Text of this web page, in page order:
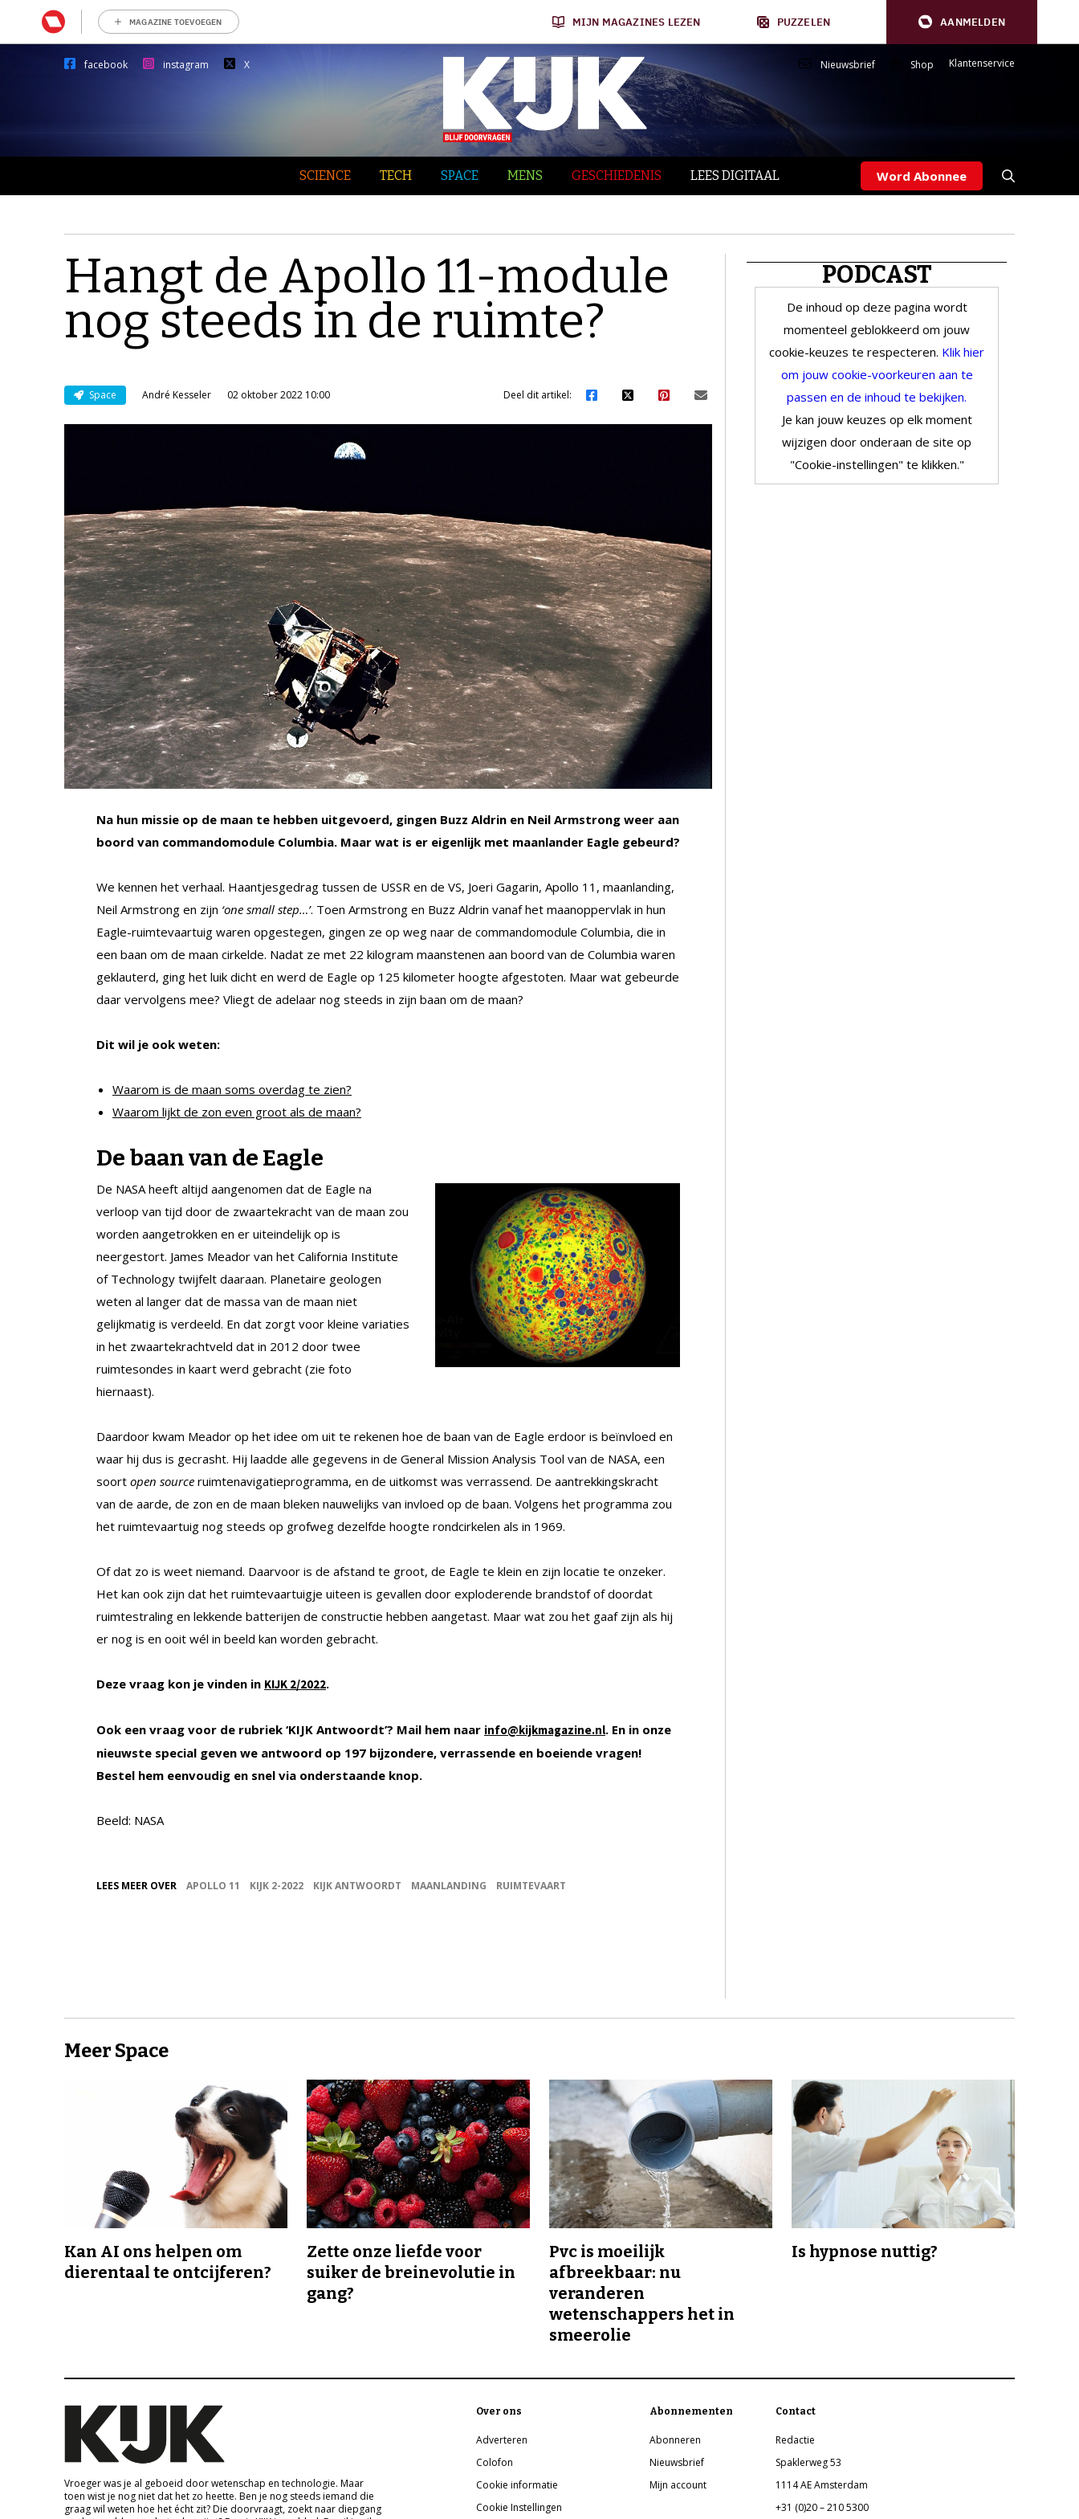
MAGAZINE TOEVOEGEN MIJN MAGAZINES LEZEN PUZZELEN AANMELDEN
facebook instagram X Nieuwsbrief Shop Klantenservice
SCIENCE TECH SPACE MENS GESCHIEDENIS LEES DIGITAAL Word Abonnee
Hangt de Apollo 11-module
nog steeds in de ruimte?
Space André Kesseler 02 oktober 2022 10:00 Deel dit artikel:
Na hun missie op de maan te hebben uitgevoerd, gingen Buzz Aldrin en Neil Armstrong weer aan
boord van commandomodule Columbia. Maar wat is er eigenlijk met maanlander Eagle gebeurd?
We kennen het verhaal. Haantjesgedrag tussen de USSR en de VS, Joeri Gagarin, Apollo 11, maanlanding,
Neil Armstrong en zijn ‘one small step…’. Toen Armstrong en Buzz Aldrin vanaf het maanoppervlak in hun
Eagle-ruimtevaartuig waren opgestegen, gingen ze op weg naar de commandomodule Columbia, die in
een baan om de maan cirkelde. Nadat ze met 22 kilogram maanstenen aan boord van de Columbia waren
geklauterd, ging het luik dicht en werd de Eagle op 125 kilometer hoogte afgestoten. Maar wat gebeurde
daar vervolgens mee? Vliegt de adelaar nog steeds in zijn baan om de maan?
Dit wil je ook weten:
Waarom is de maan soms overdag te zien?
Waarom lijkt de zon even groot als de maan?
De baan van de Eagle
De NASA heeft altijd aangenomen dat de Eagle na
verloop van tijd door de zwaartekracht van de maan zou
worden aangetrokken en er uiteindelijk op is
neergestort. James Meador van het California Institute
of Technology twijfelt daaraan. Planetaire geologen
weten al langer dat de massa van de maan niet
gelijkmatig is verdeeld. En dat zorgt voor kleine variaties
in het zwaartekrachtveld dat in 2012 door twee
ruimtesondes in kaart werd gebracht (zie foto
hiernaast).
Daardoor kwam Meador op het idee om uit te rekenen hoe de baan van de Eagle erdoor is beïnvloed en
waar hij dus is gecrasht. Hij laadde alle gegevens in de General Mission Analysis Tool van de NASA, een
soort open source ruimtenavigatieprogramma, en de uitkomst was verrassend. De aantrekkingskracht
van de aarde, de zon en de maan bleken nauwelijks van invloed op de baan. Volgens het programma zou
het ruimtevaartuig nog steeds op grofweg dezelfde hoogte rondcirkelen als in 1969.
Of dat zo is weet niemand. Daarvoor is de afstand te groot, de Eagle te klein en zijn locatie te onzeker.
Het kan ook zijn dat het ruimtevaartuigje uiteen is gevallen door exploderende brandstof of doordat
ruimtestraling en lekkende batterijen de constructie hebben aangetast. Maar wat zou het gaaf zijn als hij
er nog is en ooit wél in beeld kan worden gebracht.
Deze vraag kon je vinden in KIJK 2/2022.
Ook een vraag voor de rubriek ‘KIJK Antwoordt’? Mail hem naar info@kijkmagazine.nl. En in onze
nieuwste special geven we antwoord op 197 bijzondere, verrassende en boeiende vragen!
Bestel hem eenvoudig en snel via onderstaande knop.
Beeld: NASA
LEES MEER OVER APOLLO 11 KIJK 2-2022 KIJK ANTWOORDT MAANLANDING RUIMTEVAART
PODCAST
De inhoud op deze pagina wordt
momenteel geblokkeerd om jouw
cookie-keuzes te respecteren. Klik hier
om jouw cookie-voorkeuren aan te
passen en de inhoud te bekijken.
Je kan jouw keuzes op elk moment
wijzigen door onderaan de site op
"Cookie-instellingen" te klikken."
Meer Space
Kan AI ons helpen om
dierentaal te ontcijferen?
Zette onze liefde voor
suiker de breinevolutie in
gang?
Pvc is moeilijk
afbreekbaar: nu
veranderen
wetenschappers het in
smeerolie
Is hypnose nuttig?
Vroeger was je al geboeid door wetenschap en technologie. Maar
toen wist je nog niet dat het zo heette. Ben je nog steeds iemand die
graag wil weten hoe het écht zit? Die doorvraagt, zoekt naar diepgang
Over ons
Adverteren
Colofon
Cookie informatie
Cookie Instellingen
Abonnementen
Abonneren
Nieuwsbrief
Mijn account
Contact
Redactie
Spaklerweg 53
1114 AE Amsterdam
+31 (0)20 – 210 5300